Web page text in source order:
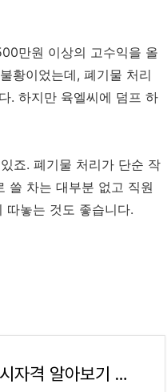
만원 이상의 고수익을 올
황이었는데, 폐기물 처리
. 하지만 육엘씨에 덤프 하
죠. 폐기물 처리가 단순 작
쓸 차는 대부분 없고 직원
따놓는 것도 좋습니다.
폐기물처리기사 / 산업기사 응시자격 알아보기 + 비전공자